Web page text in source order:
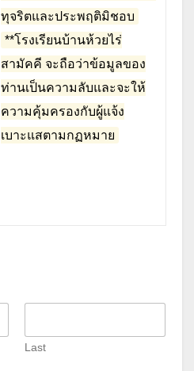
ทุจริตและประพฤติมิชอบ
**โรงเรียนบ้านห้วยไร่
สามัคคี จะถือว่าข้อมูลของ
ท่านเป็นความลับและจะให้
ความคุ้มครองกับผู้แจ้ง
เบาะแสตามกฏหมาย
Last